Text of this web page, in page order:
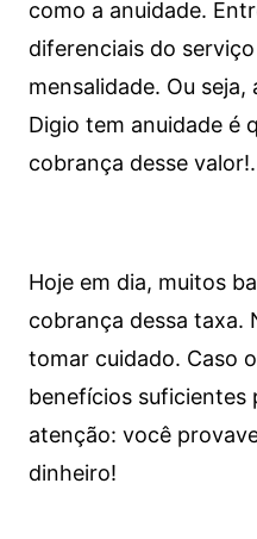
como a anuidade.
diferenciais do
mensalidade. Ou
Digio tem anuidade é
cobrança desse valor!.
Hoje em dia, muitos
cobrança dessa taxa.
tomar cuidado. Caso
benefícios suficientes
atenção: você
dinheiro!